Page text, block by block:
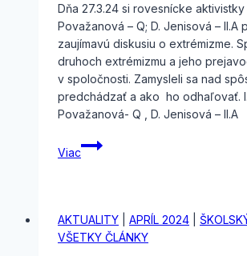
Dňa 27.3.24 si rovesnícke aktivistky
Považanová – Q; D. Jenisová – II.A
zaujímavú diskusiu o extrémizme.
druhoch extrémizmu a jeho
v spoločnosti. Zamysleli sa nad
predchádzať a ako ho odhaľovať.
Považanová- Q , D. Jenisová – II.A
Viac
Rovesnícky
program
AKTUALITY APRÍL 2024
VŠETKY ČLÁNKY